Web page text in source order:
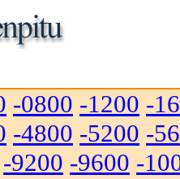
-0800 -1200 -
-4800 -5200 -
-9200 -9600 -